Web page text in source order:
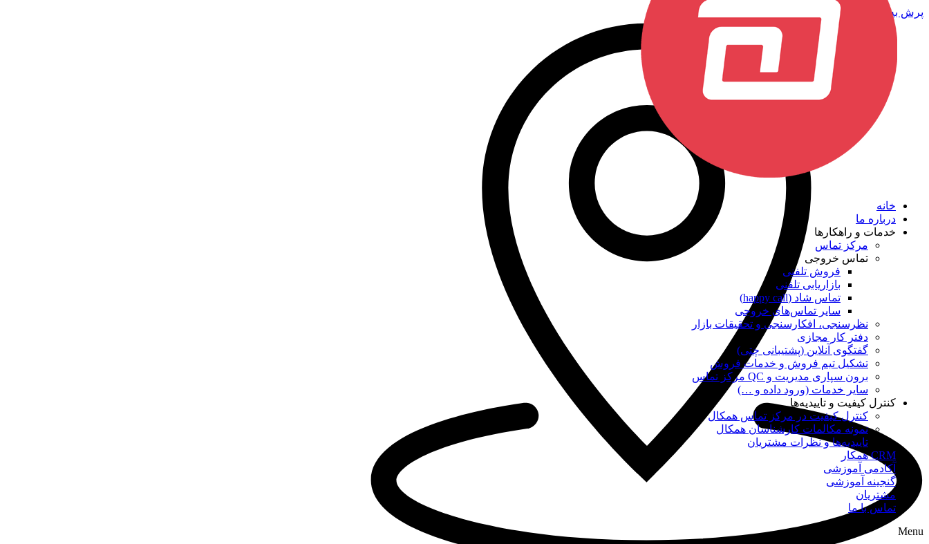
پرش به محتوا
خانه
درباره ما
خدمات و راهکارها
مرکز تماس
تماس خروجی
فروش تلفنی
بازاریابی تلفنی
تماس شاد (happy call)
سایر تماس‌های خروجی
نظرسنجی، افکارسنجی و تحقیقات بازار
دفتر کار مجازی
گفتگوی آنلاین (پشتیبانی چتی)
تشکیل تیم فروش و خدمات فروش
برون سپاری مدیریت و QC مرکز تماس
سایر خدمات (ورود داده و …)
کنترل کیفیت و تاییدیه‌ها
کنترل کیفیت در مرکز تماس همکال
نمونه مکالمات کارشناسان همکال
تاییدیه‌ها و نظرات مشتریان
CRM همکار
آکادمی آموزشی
گنجینه آموزشی
مشتریان
تماس با ما
Menu